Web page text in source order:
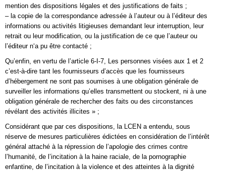
mention des dispositions légales et des justifications de faits ;
– la copie de la correspondance adressée à l’auteur ou à l’éditeur des
informations ou activités litigieuses demandant leur interruption, leur
retrait ou leur modification, ou la justification de ce que l’auteur ou
l’éditeur n‘a pu être contacté ;
Qu’enfin, en vertu de l’article 6-I-7, Les personnes visées aux 1 et 2
c’est-à-dire tant les fournisseurs d’accès que les fournisseurs
d’hébergement ne sont pas soumises à une obligation générale de
surveiller les informations qu’elles transmettent ou stockent, ni à une
obligation générale de rechercher des faits ou des circonstances
révélant des activités illicites » ;
Considérant que par ces dispositions, la LCEN a entendu, sous
réserve de mesures particulières édictées en considération de l’intérêt
général attaché à la répression de l’apologie des crimes contre
l’humanité, de l’incitation à la haine raciale, de la pornographie
enfantine, de l’incitation à la violence et des atteintes à la dignité